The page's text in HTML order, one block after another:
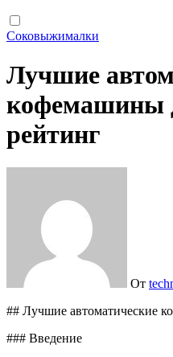
Соковыжималки
Лучшие
кофемашины
рейтинг
От
## Лучшие автоматические
### Введение